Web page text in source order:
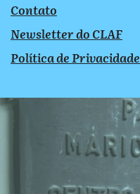
Contato
Newsletter do CLAF
Política de Privacidade